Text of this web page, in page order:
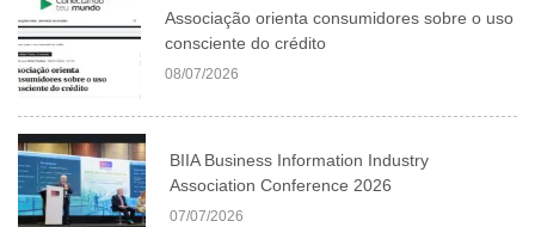
Associação orienta consumidores sobre o uso
consciente do crédito
08/07/2026
BIIA Business Information Industry
Association Conference 2026
07/07/2026